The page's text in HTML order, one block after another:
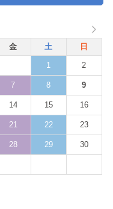
金 土 日
1 2
7 8 9
14 15 16
21 22 23
28 29 30